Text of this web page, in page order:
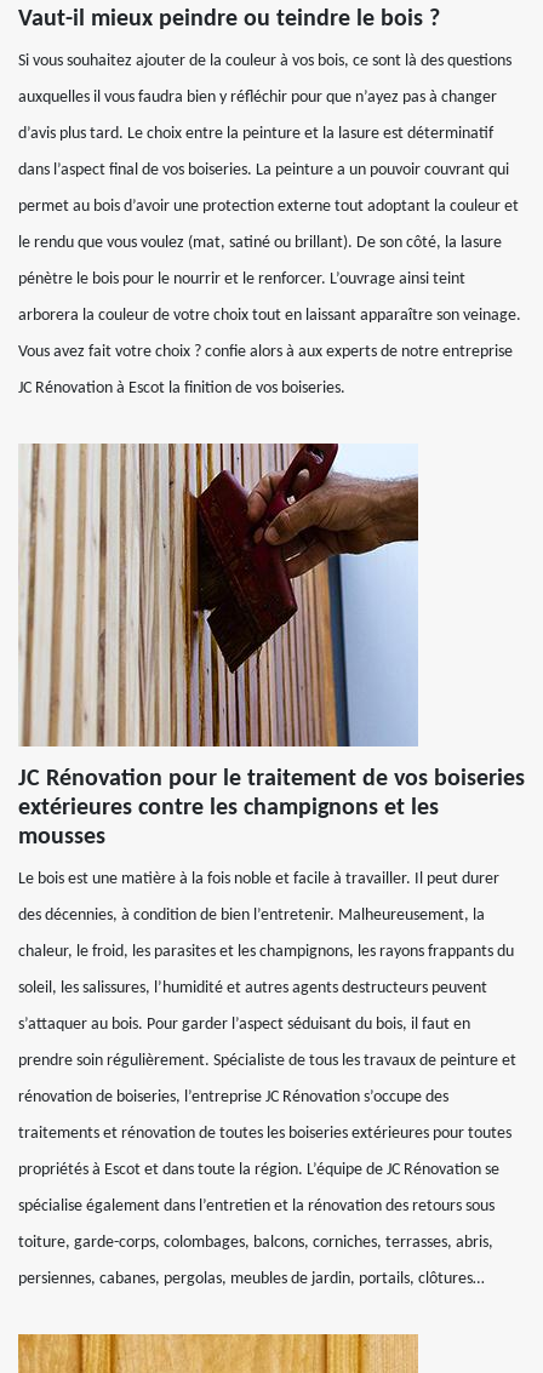
Vaut-il mieux peindre ou teindre le bois ?
Si vous souhaitez ajouter de la couleur à vos bois, ce sont là des questions
auxquelles il vous faudra bien y réfléchir pour que n’ayez pas à changer
d’avis plus tard. Le choix entre la peinture et la lasure est déterminatif
dans l’aspect final de vos boiseries. La peinture a un pouvoir couvrant qui
permet au bois d’avoir une protection externe tout adoptant la couleur et
le rendu que vous voulez (mat, satiné ou brillant). De son côté, la lasure
pénètre le bois pour le nourrir et le renforcer. L’ouvrage ainsi teint
arborera la couleur de votre choix tout en laissant apparaître son veinage.
Vous avez fait votre choix ? confie alors à aux experts de notre entreprise
JC Rénovation à Escot la finition de vos boiseries.
JC Rénovation pour le traitement de vos boiseries
extérieures contre les champignons et les
mousses
Le bois est une matière à la fois noble et facile à travailler. Il peut durer
des décennies, à condition de bien l’entretenir. Malheureusement, la
chaleur, le froid, les parasites et les champignons, les rayons frappants du
soleil, les salissures, l’humidité et autres agents destructeurs peuvent
s’attaquer au bois. Pour garder l’aspect séduisant du bois, il faut en
prendre soin régulièrement. Spécialiste de tous les travaux de peinture et
rénovation de boiseries, l’entreprise JC Rénovation s’occupe des
traitements et rénovation de toutes les boiseries extérieures pour toutes
propriétés à Escot et dans toute la région. L’équipe de JC Rénovation se
spécialise également dans l’entretien et la rénovation des retours sous
toiture, garde-corps, colombages, balcons, corniches, terrasses, abris,
persiennes, cabanes, pergolas, meubles de jardin, portails, clôtures…